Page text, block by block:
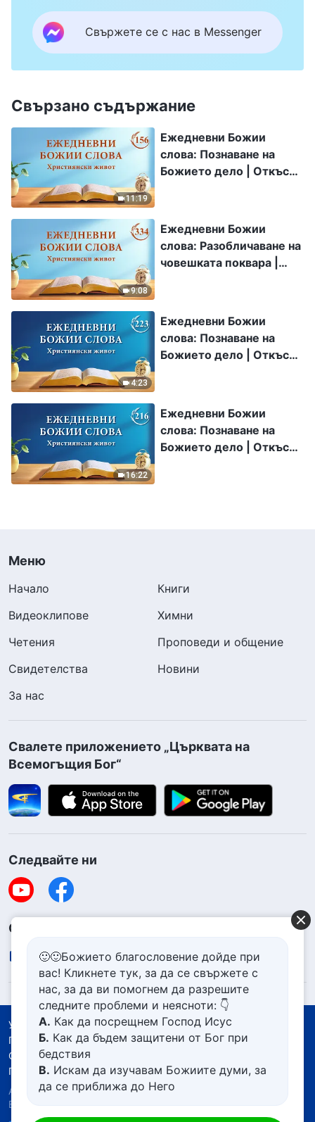
Свържете се с нас в Messenger
Свързано съдържание
11:19
Ежедневни Божии
слова: Познаване на
Божието дело | Откъс
9:08
Ежедневни Божии
слова: Разобличаване на
човешката поквара |
4:23
Ежедневни Божии
слова: Познаване на
Божието дело | Откъс
16:22
Ежедневни Божии
слова: Познаване на
Божието дело | Откъс
Меню
Начало
Книги
Видеоклипове
Химни
Четения
Проповеди и общение
Свидетелства
Новини
За нас
Свалете приложението „Църквата на
Всемогъщия Бог“
Следвайте ни
Свържете се с нас
contact.bg@godfootsteps.org
Условия за ползване
Политика за поверителност
Със съдействието на
Политика за бисквитките
Авторско право © 2026 Църквата на Всемогъщия
Бог.
🙂🙂Божието благословение дойде при
вас! Кликнете тук, за да се свържете с
нас, за да ви помогнем да разрешите
следните проблеми и неясноти: 👇
А. Как да посрещнем Господ Исус
Б. Как да бъдем защитени от Бог при
бедствия
В. Искам да изучавам Божиите думи, за
да се приближа до Него
живот